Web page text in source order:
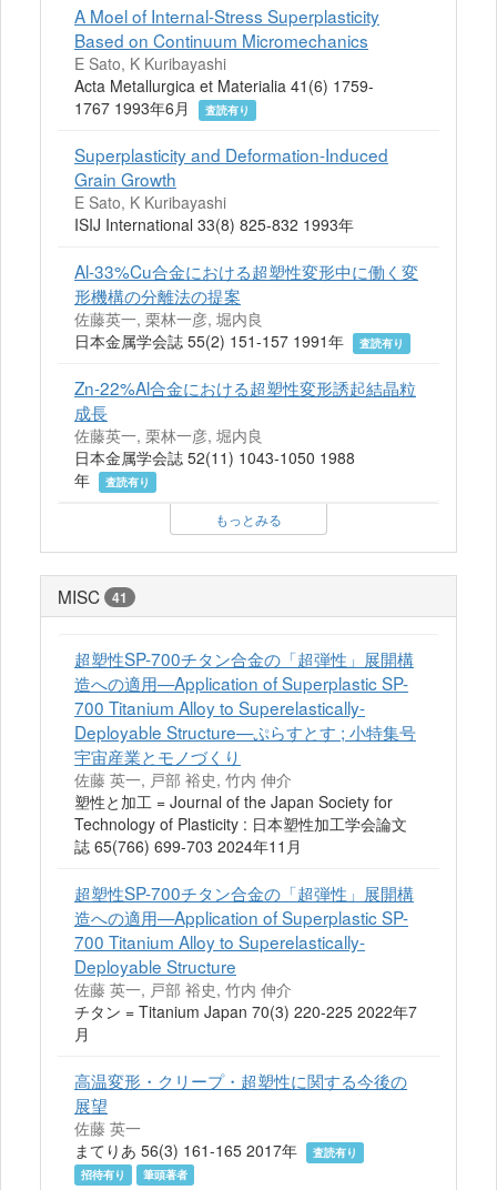
A Moel of Internal-Stress Superplasticity
Based on Continuum Micromechanics
E Sato, K Kuribayashi
Acta Metallurgica et Materialia 41(6) 1759-
1767 1993年6月
査読有り
Superplasticity and Deformation-Induced
Grain Growth
E Sato, K Kuribayashi
ISIJ International 33(8) 825-832 1993年
Al-33%Cu合金における超塑性変形中に働く変
形機構の分離法の提案
佐藤英一, 栗林一彦, 堀内良
日本金属学会誌 55(2) 151-157 1991年
査読有り
Zn-22%Al合金における超塑性変形誘起結晶粒
成長
佐藤英一, 栗林一彦, 堀内良
日本金属学会誌 52(11) 1043-1050 1988
年
査読有り
もっとみる
MISC 41
超塑性SP-700チタン合金の「超弾性」展開構
造への適用—Application of Superplastic SP-
700 Titanium Alloy to Superelastically-
Deployable Structure—ぷらすとす ; 小特集号
宇宙産業とモノづくり
佐藤 英一, 戸部 裕史, 竹内 伸介
塑性と加工 = Journal of the Japan Society for
Technology of Plasticity : 日本塑性加工学会論文
誌 65(766) 699-703 2024年11月
超塑性SP-700チタン合金の「超弾性」展開構
造への適用—Application of Superplastic SP-
700 Titanium Alloy to Superelastically-
Deployable Structure
佐藤 英一, 戸部 裕史, 竹内 伸介
チタン = Titanium Japan 70(3) 220-225 2022年7
月
高温変形・クリープ・超塑性に関する今後の
展望
佐藤 英一
まてりあ 56(3) 161-165 2017年
査読有り
招待有り
筆頭著者